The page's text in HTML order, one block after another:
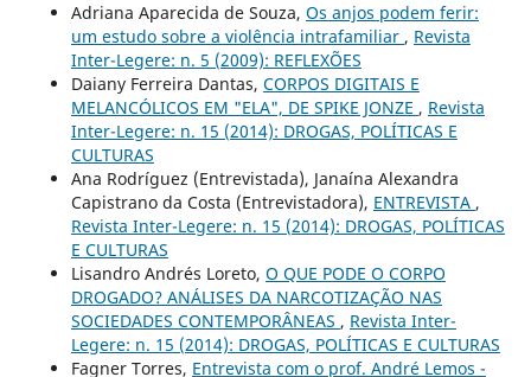
Adriana Aparecida de Souza, Os anjos podem ferir:
um estudo sobre a violência intrafamiliar , Revista
Inter-Legere: n. 5 (2009): REFLEXÕES
Daiany Ferreira Dantas, CORPOS DIGITAIS E
MELANCÓLICOS EM "ELA", DE SPIKE JONZE , Revista
Inter-Legere: n. 15 (2014): DROGAS, POLÍTICAS E
CULTURAS
Ana Rodríguez (Entrevistada), Janaína Alexandra
Capistrano da Costa (Entrevistadora), ENTREVISTA ,
Revista Inter-Legere: n. 15 (2014): DROGAS, POLÍTICAS
E CULTURAS
Lisandro Andrés Loreto, O QUE PODE O CORPO
DROGADO? ANÁLISES DA NARCOTIZAÇÃO NAS
SOCIEDADES CONTEMPORÂNEAS , Revista Inter-
Legere: n. 15 (2014): DROGAS, POLÍTICAS E CULTURAS
Fagner Torres, Entrevista com o prof. André Lemos -